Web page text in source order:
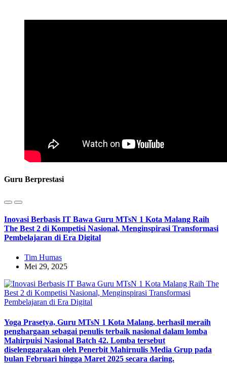
Guru Berprestasi
Inovasi Berbasis IT Bawa Guru MTsN 1 Kota Malang Raih
The Best 2 di Kompetisi Nasional, Menginspirasi Transformasi
Pembelajaran di Era Digital
Tim Humas
Mei 29, 2025
Yoga Prasetya, Guru MTsN 1 Kota Malang, berhasil meraih
penghargaan sebagai penulis terbaik nasional dalam lomba
Mahirpuisi Nasional Batch 42. Lomba tersebut
diselenggarakan oleh Penerbit Mahirnulis Media Grup pada
bulan Februari hingga Maret 2025 secara daring.